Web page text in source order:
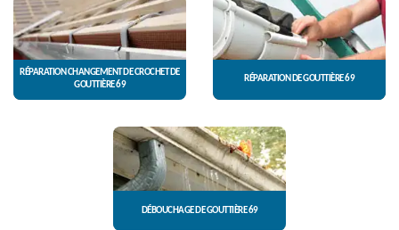
RÉPARATION CHANGEMENT DE CROCHET DE
GOUTTIÈRE 69
RÉPARATION DE GOUTTIÈRE 69
DÉBOUCHAGE DE GOUTTIÈRE 69